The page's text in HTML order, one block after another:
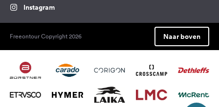
Instagram
Freeontour Copyright 2026 Naar boven